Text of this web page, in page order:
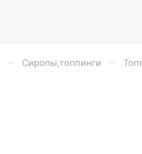
Сиропы,топпинги